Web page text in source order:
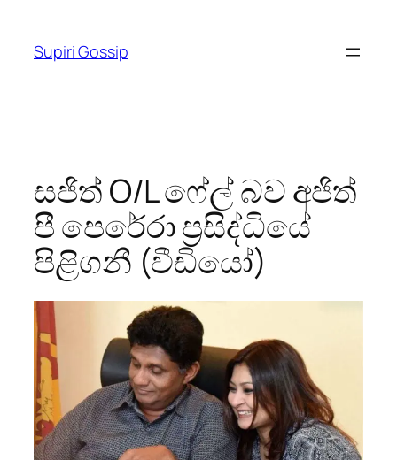
content
Supiri Gossip
සජිත් O/L ෆේල් බව අජිත්
පී පෙරේරා ප්‍රසිද්ධියේ
පිළිගනී (වීඩියෝ)